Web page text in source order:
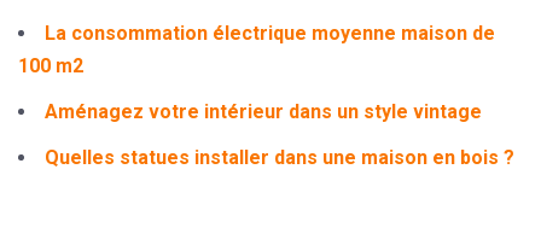
La consommation électrique moyenne maison de
100 m2
Aménagez votre intérieur dans un style vintage
Quelles statues installer dans une maison en bois ?